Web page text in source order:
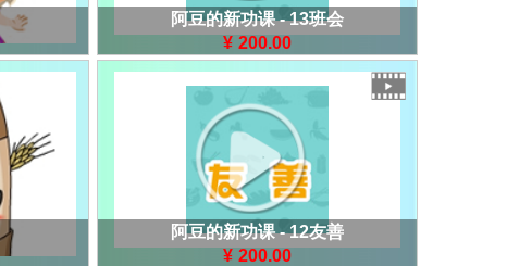
阿豆的新功课 - 13班会
¥ 200.00
阿豆的新功课 - 12友善
¥ 200.00